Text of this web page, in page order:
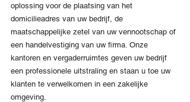
oplossing voor de plaatsing van het
domicilieadres van uw bedrijf, de
maatschappelijke zetel van uw vennootschap of
een handelvestiging van uw firma. Onze
kantoren en vergaderruimtes geven uw bedrijf
een professionele uitstraling en staan u toe uw
klanten te verwelkomen in een zakelijke
omgeving.